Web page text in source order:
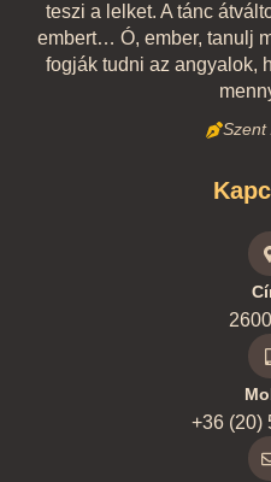
teszi a lelket. A tánc
embert… Ó, ember, tanulj
fogják tudni az angyalok,
Szent
+36 (20)